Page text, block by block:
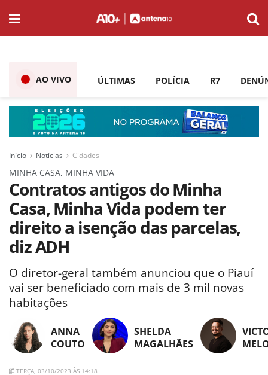
AO VIVO ÚLTIMAS POLÍCIA R7
Início Notícias Cidades
MINHA CASA, MINHA VIDA
Contratos antigos do Minha
Casa, Minha Vida podem ter
direito a isenção das parcelas,
diz ADH
O diretor-geral também anunciou que o Piauí
vai ser beneficiado com mais de 3 mil novas
habitações
ANNA
COUTO
SHELDA
MAGALHÃES
TERÇA, 03/10/2023 ÀS 14:18